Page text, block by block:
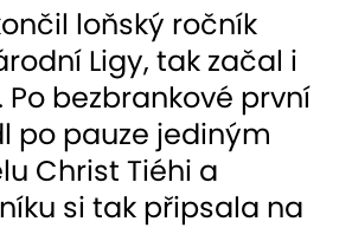
loňský ročník
Ligy, tak začal i
bezbrankové první
po pauze jediným
Christ Tiéhi a
si tak připsala na